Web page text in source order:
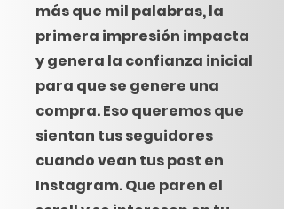
más que mil palabras, la
primera impresión impacta
y genera la confianza inicial
para que se genere una
compra. Eso queremos que
sientan tus seguidores
cuando vean tus post en
Instagram. Que paren el